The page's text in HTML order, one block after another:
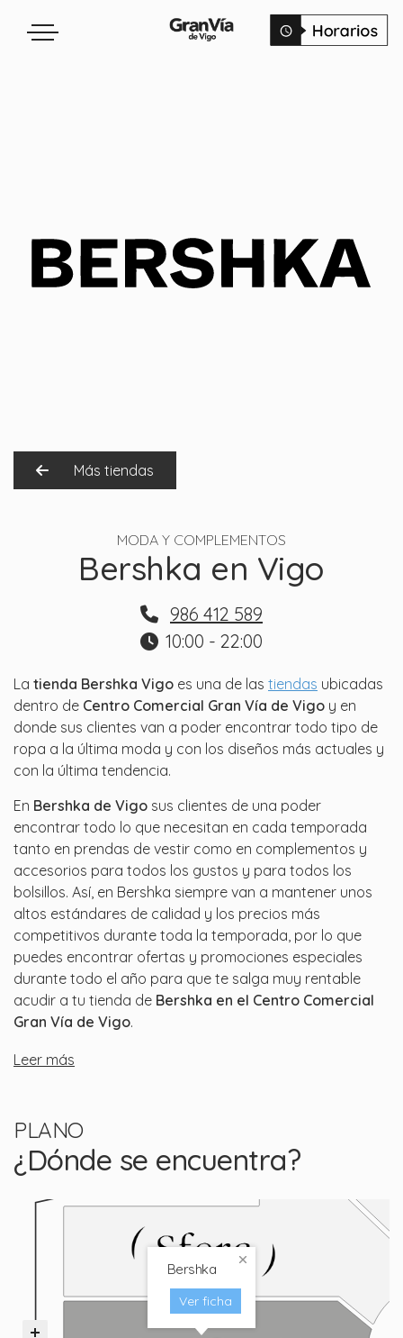
Más tiendas
MODA Y COMPLEMENTOS
Bershka en Vigo
986 412 589
10:00 - 22:00
La tienda Bershka Vigo es una de las tiendas ubicadas
dentro de Centro Comercial Gran Vía de Vigo y en
donde sus clientes van a poder encontrar todo tipo de
ropa a la última moda y con los diseños más actuales y
con la última tendencia.
En Bershka de Vigo sus clientes de una poder
encontrar todo lo que necesitan en cada temporada
tanto en prendas de vestir como en complementos y
accesorios para todos los gustos y para todos los
bolsillos. Así, en Bershka siempre van a mantener unos
altos estándares de calidad y los precios más
competitivos durante toda la temporada, por lo que
puedes encontrar ofertas y promociones especiales
durante todo el año para que te salga muy rentable
acudir a tu tienda de Bershka en el Centro Comercial
Gran Vía de Vigo.
Leer más
PLANO
¿Dónde se encuentra?
Bershka
Ver ficha